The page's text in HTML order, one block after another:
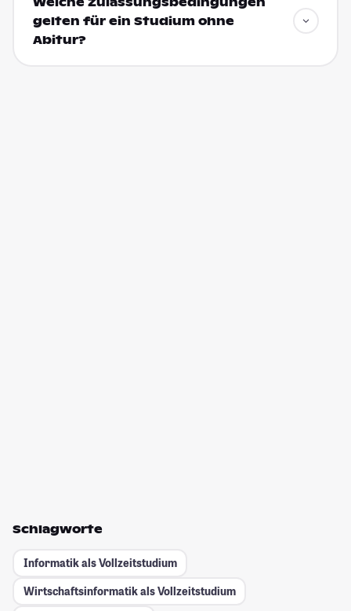
gelten für ein Studium ohne
Abitur?
Schlagworte
Informatik als Vollzeitstudium
Wirtschaftsinformatik als Vollzeitstudium